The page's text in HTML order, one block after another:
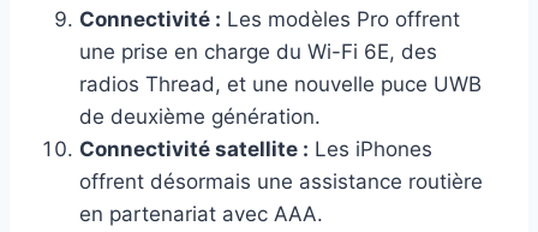
Connectivité : Les modèles Pro offrent
une prise en charge du Wi-Fi 6E, des
radios Thread, et une nouvelle puce UWB
de deuxième génération.
Connectivité satellite : Les iPhones
offrent désormais une assistance routière
en partenariat avec AAA.